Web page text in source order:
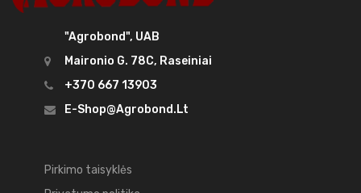
"Agrobond", UAB
Maironio G. 78C, Raseiniai
+370 667 13903
E-Shop@agrobond.lt
Pirkimo taisyklės